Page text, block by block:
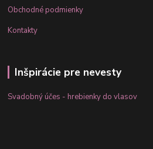
Obchodné podmienky
Kontakty
Inšpirácie pre nevesty
Svadobný účes - hrebienky do vlasov